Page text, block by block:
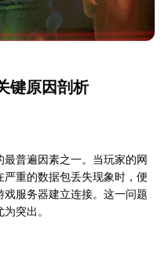
键原因剖析
普遍因素之一。当玩家的网
重的数据包丢失现象时，便
服务器建立连接。这一问题
突出。